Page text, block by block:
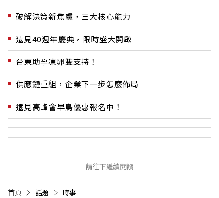
破解決策新焦慮，三大核心能力
遠見40週年慶典，限時盛大開啟
台東助孕凍卵雙支持！
供應鏈重組，企業下一步怎麼佈局
遠見高峰會早鳥優惠報名中！
請往下繼續閱讀
首頁 話題 時事